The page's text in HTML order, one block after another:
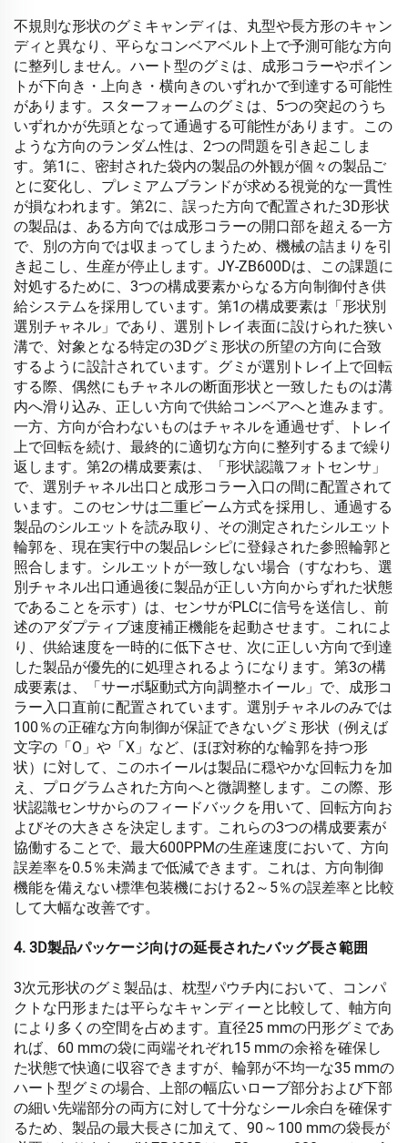
不規則な形状のグミキャンディは、丸型や長方形のキャン
ディと異なり、平らなコンベアベルト上で予測可能な方向
に整列しません。ハート型のグミは、成形コラーやポイン
トが下向き・上向き・横向きのいずれかで到達する可能性
があります。スターフォームのグミは、5つの突起のうち
いずれかが先頭となって通過する可能性があります。この
ような方向のランダム性は、2つの問題を引き起こしま
す。第1に、密封された袋内の製品の外観が個々の製品ご
とに変化し、プレミアムブランドが求める視覚的な一貫性
が損なわれます。第2に、誤った方向で配置された3D形状
の製品は、ある方向では成形コラーの開口部を超える一方
で、別の方向では収まってしまうため、機械の詰まりを引
き起こし、生産が停止します。JY-ZB600Dは、この課題に
対処するために、3つの構成要素からなる方向制御付き供
給システムを採用しています。第1の構成要素は「形状別
選別チャネル」であり、選別トレイ表面に設けられた狭い
溝で、対象となる特定の3Dグミ形状の所望の方向に合致
するように設計されています。グミが選別トレイ上で回転
する際、偶然にもチャネルの断面形状と一致したものは溝
内へ滑り込み、正しい方向で供給コンベアへと進みます。
一方、方向が合わないものはチャネルを通過せず、トレイ
上で回転を続け、最終的に適切な方向に整列するまで繰り
返します。第2の構成要素は、「形状認識フォトセンサ」
で、選別チャネル出口と成形コラー入口の間に配置されて
います。このセンサは二重ビーム方式を採用し、通過する
製品のシルエットを読み取り、その測定されたシルエット
輪郭を、現在実行中の製品レシピに登録された参照輪郭と
照合します。シルエットが一致しない場合（すなわち、選
別チャネル出口通過後に製品が正しい方向からずれた状態
であることを示す）は、センサがPLCに信号を送信し、前
述のアダプティブ速度補正機能を起動させます。これによ
り、供給速度を一時的に低下させ、次に正しい方向で到達
した製品が優先的に処理されるようになります。第3の構
成要素は、「サーボ駆動式方向調整ホイール」で、成形コ
ラー入口直前に配置されています。選別チャネルのみでは
100％の正確な方向制御が保証できないグミ形状（例えば
文字の「O」や「X」など、ほぼ対称的な輪郭を持つ形
状）に対して、このホイールは製品に穏やかな回転力を加
え、プログラムされた方向へと微調整します。この際、形
状認識センサからのフィードバックを用いて、回転方向お
よびその大きさを決定します。これらの3つの構成要素が
協働することで、最大600PPMの生産速度において、方向
誤差率を0.5％未満まで低減できます。これは、方向制御
機能を備えない標準包装機における2～5％の誤差率と比較
して大幅な改善です。
4. 3D製品パッケージ向けの延長されたバッグ長さ範囲
3次元形状のグミ製品は、枕型パウチ内において、コンパ
クトな円形または平らなキャンディーと比較して、軸方向
により多くの空間を占めます。直径25 mmの円形グミであ
れば、60 mmの袋に両端それぞれ15 mmの余裕を確保し
た状態で快適に収容できますが、輪郭が不均一な35 mmの
ハート型グミの場合、上部の幅広いローブ部分および下部
の細い先端部分の両方に対して十分なシール余白を確保す
るため、製品の最大長さに加えて、90～100 mmの袋長が